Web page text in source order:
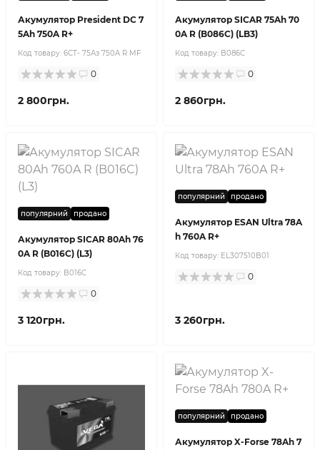
Акумулятор President DC 7
5Ah 750A R+
Код товару: 6CT- 75Aз 750A R MF
0
2 800грн.
Акумулятор SICAR 75Ah 70
0A R (B086C) (LB3)
Код товару: B086C
0
2 860грн.
популярний продано
Акумулятор SICAR 80Ah 76
0A R (B016C) (L3)
Код товару: B016C
0
3 120грн.
популярний продано
Акумулятор ESAN Ultra 78A
h 760A R+
Код товару: EL307510B01
0
3 260грн.
популярний продано
Акумулятор X-Forse 78Ah 7